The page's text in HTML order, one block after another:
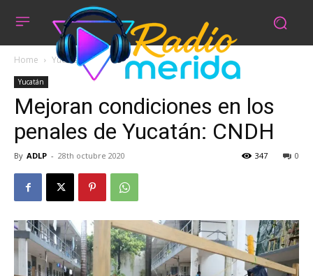
Home Yucatán
Yucatán
Mejoran condiciones en los
penales de Yucatán: CNDH
By ADLP - 28th octubre 2020 0
347